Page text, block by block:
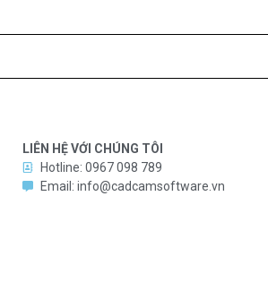
LIÊN HỆ VỚI CHÚNG TÔI
Hotline: 0967 098 789
Email: info@cadcamsoftware.vn